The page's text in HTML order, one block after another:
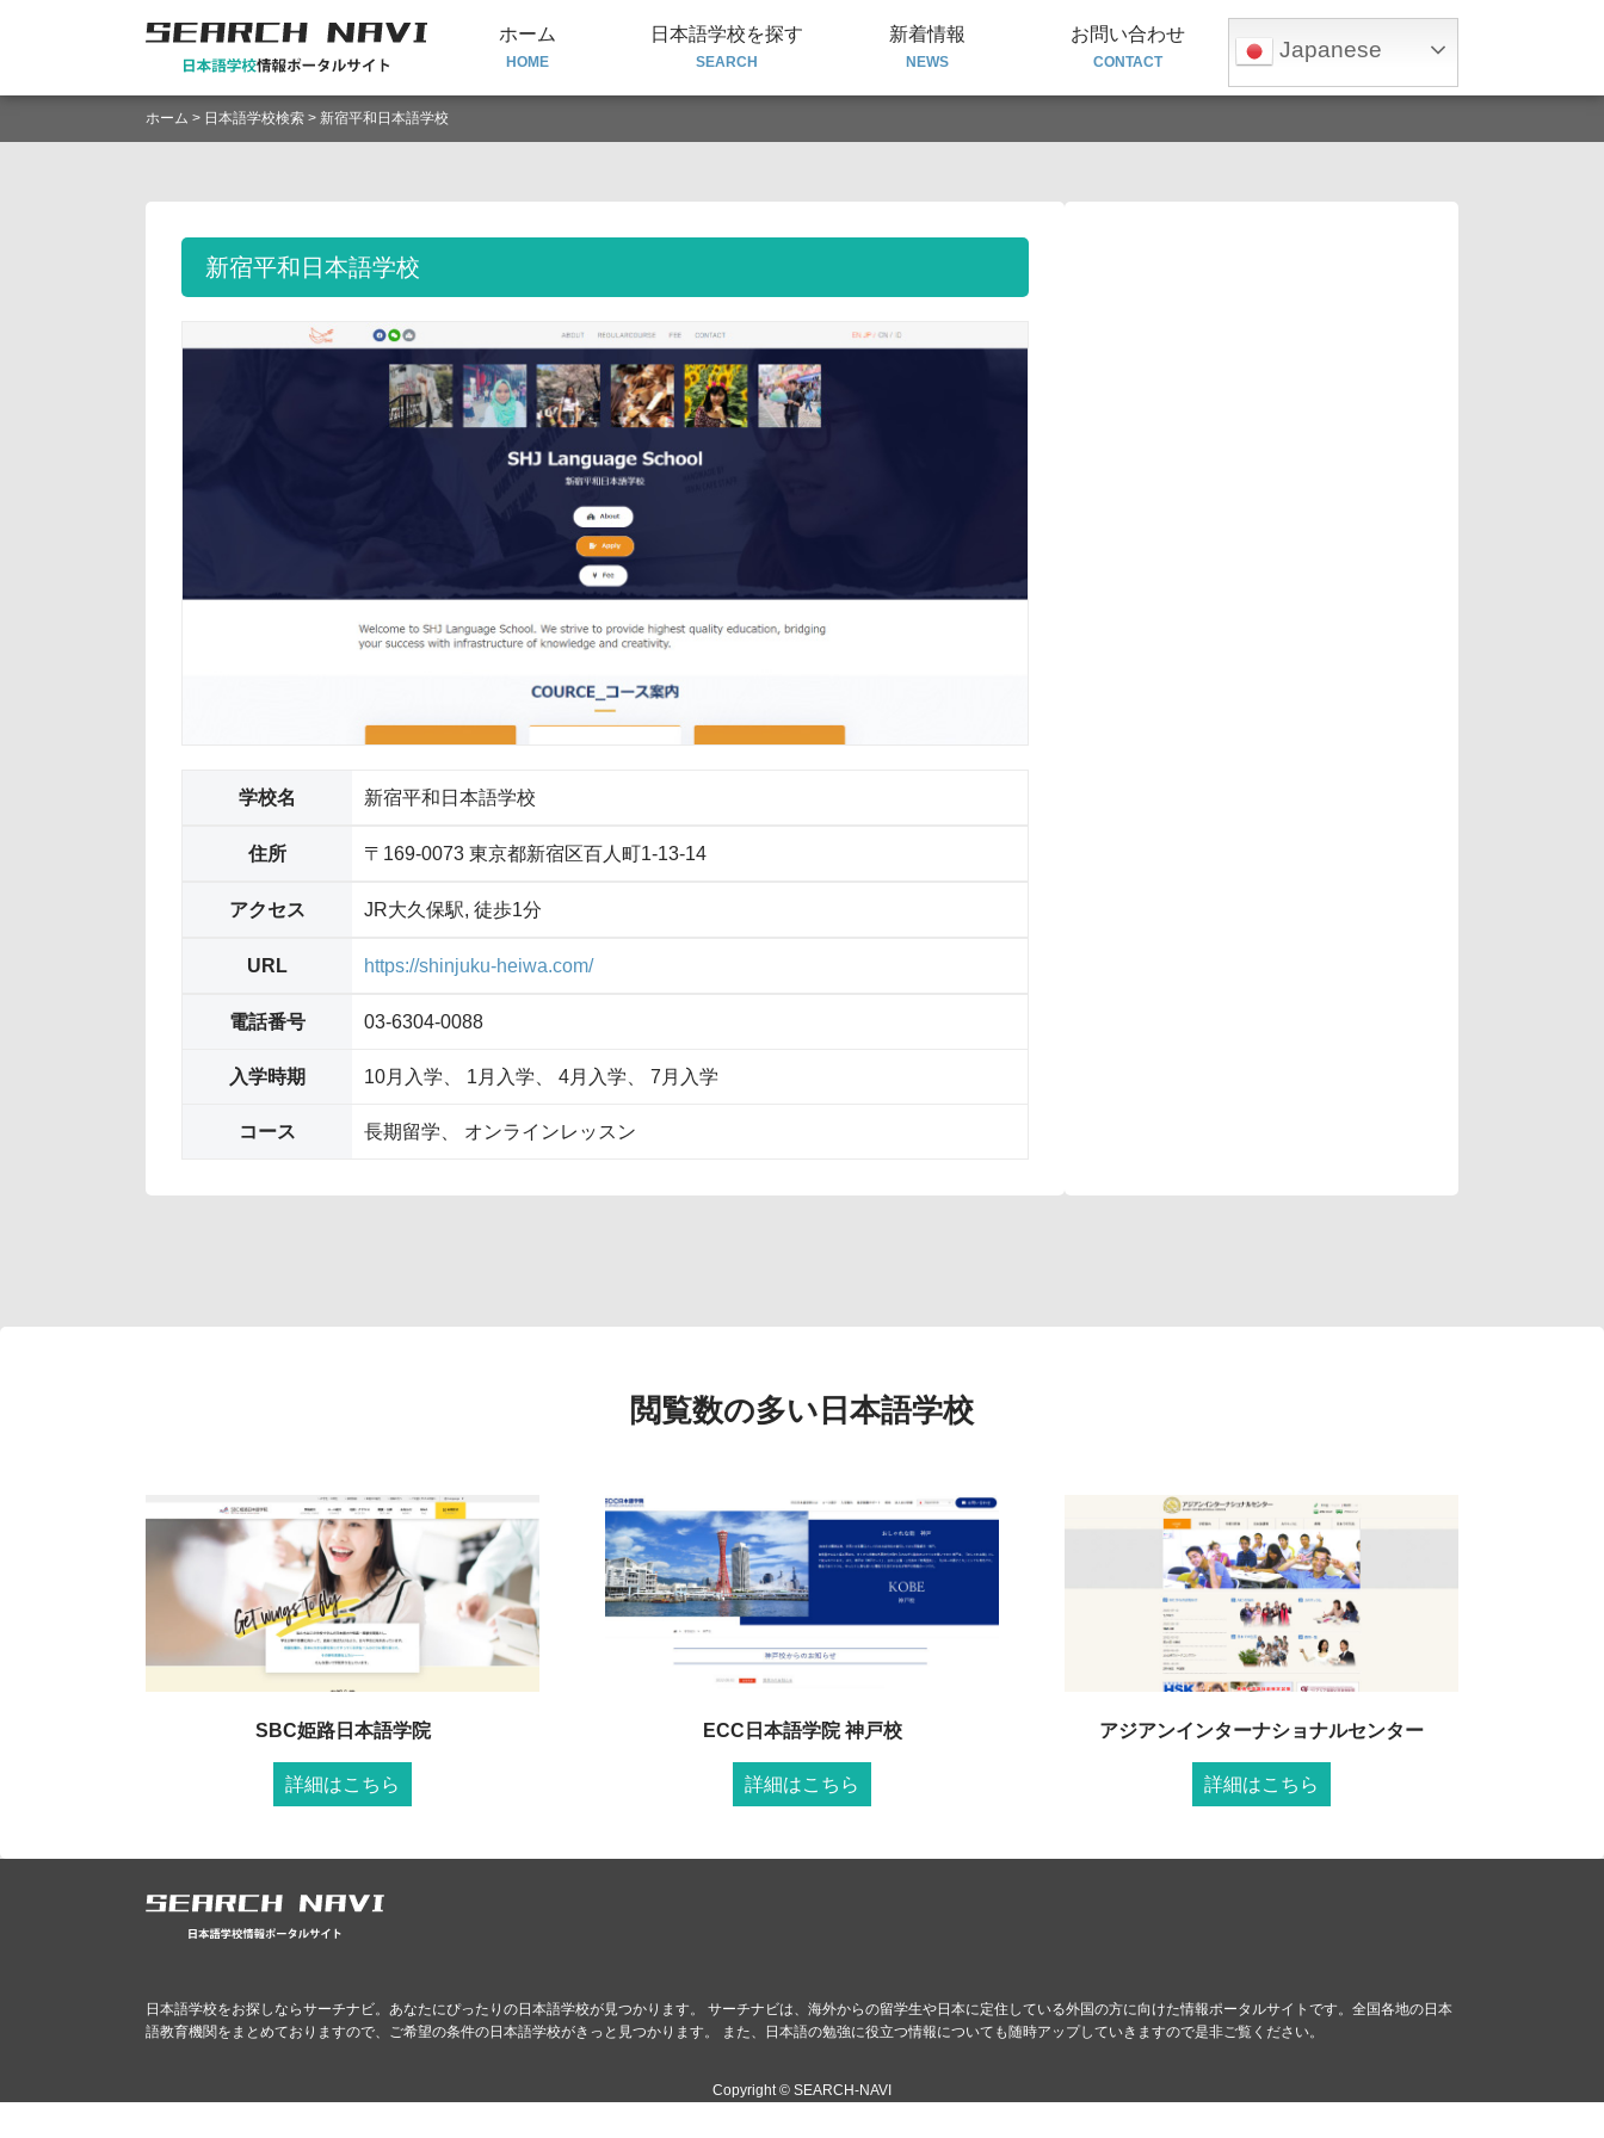
ホーム
HOME
日本語学校を探す
SEARCH
新着情報
NEWS
お問い合わせ
CONTACT Japanese
ホーム > 日本語学校検索 > 新宿平和日本語学校
新宿平和日本語学校
学校名 新宿平和日本語学校
住所 〒169-0073 東京都新宿区百人町1-13-14
アクセス JR大久保駅, 徒歩1分
URL https://shinjuku-heiwa.com/
電話番号 03-6304-0088
入学時期 10月入学 1月入学 4月入学 7月入学
コース 長期留学 オンラインレッスン
閲覧数の多い日本語学校
SBC姫路日本語学院
詳細はこちら
ECC日本語学院 神戸校
詳細はこちら
アジアンインターナショナルセンター
詳細はこちら
日本語学校をお探しならサーチナビ。あなたにぴったりの日本語学校が見つかります。 サーチナビは、海外からの留学生や日本に定住している外国の方に向けた情報ポータルサイトです。全国各地の日本
語教育機関をまとめておりますので、ご希望の条件の日本語学校がきっと見つかります。 また、日本語の勉強に役立つ情報についても随時アップしていきますので是非ご覧ください。
Copyright © SEARCH-NAVI